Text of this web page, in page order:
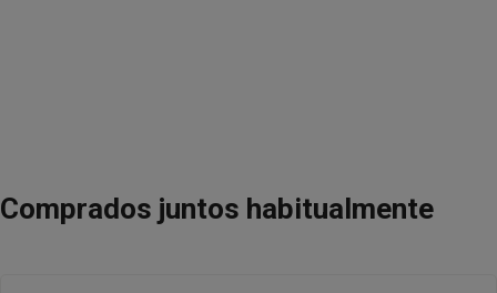
Comprados juntos habitualmente